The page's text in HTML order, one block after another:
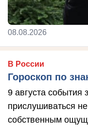
08.08.2026
В России
Гороскоп по
9 августа события
прислушиваться
собственным